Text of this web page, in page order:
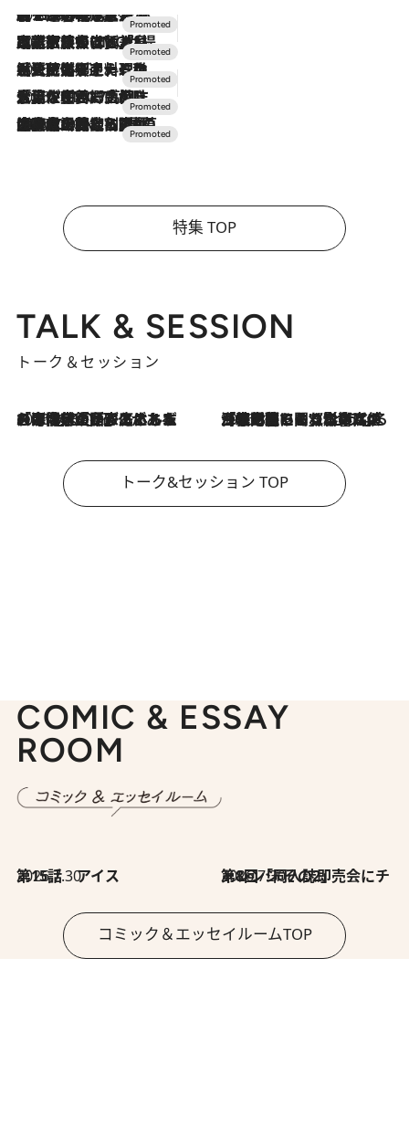
2026.8.7
【トンボの足水浴】ヒノキの香りに包まれて涼感マックス！約13℃の湧水かけ流しを避暑地「星野温泉 トンボの湯」で体験
2026.7.31
【ホテル帰省】という選択肢をOMOが提案。家族とほどよい距離を保つには「昼は実家、夜は気兼ねなくホテルで！」
2026.7.24
【夏限定ディナーコース】旬を迎える稚鮎や花ズッキーニなどをイタリア・トスカーナの郷土料理の手法で満喫！
2026.7.17
「土佐和ハーブかき氷」がOMO7高知に登場！生姜、山椒、大葉など目にも舌にも涼を呼ぶ郷土の味
2026.7.10
NEW OPEN！【界 草津】名湯の地に誕生。趣の異なる2種の温泉と上州ならではの会席・蕎麦割烹など美食を味わう究極の癒やし旅
特集 TOP
TALK & SESSION
トーク＆セッション
2026.8.3
「今後値上げがあるとすれば…」「リスクがあるのは今年の冬」エネルギー専門家が語る、ホルムズ海峡封鎖が家庭にもたらす“ある心配” 2026.8.3
「住宅建てられない…」「サーチャージ料の高値が続いている」ホルムズ海峡封鎖による影響はいつまで続く？《エネルギー専門家に聞く“どうなる日本の暮らし”》
トーク&セッション TOP
COMIC & ESSAY
ROOM
2026.7.30
第15話 アイス 2026.7.30
第8回「同人誌即売会にチャレンジ その2」
コミック＆エッセイルームTOP